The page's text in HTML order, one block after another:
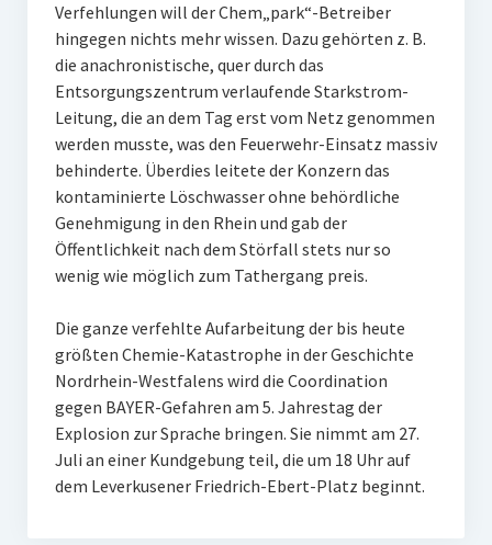
Verfehlungen will der Chem„park“-Betreiber
hingegen nichts mehr wissen. Dazu gehörten z. B.
die anachronistische, quer durch das
Entsorgungszentrum verlaufende Starkstrom-
Leitung, die an dem Tag erst vom Netz genommen
werden musste, was den Feuerwehr-Einsatz massiv
behinderte. Überdies leitete der Konzern das
kontaminierte Löschwasser ohne behördliche
Genehmigung in den Rhein und gab der
Öffentlichkeit nach dem Störfall stets nur so
wenig wie möglich zum Tathergang preis.
Die ganze verfehlte Aufarbeitung der bis heute
größten Chemie-Katastrophe in der Geschichte
Nordrhein-Westfalens wird die Coordination
gegen BAYER-Gefahren am 5. Jahrestag der
Explosion zur Sprache bringen. Sie nimmt am 27.
Juli an einer Kundgebung teil, die um 18 Uhr auf
dem Leverkusener Friedrich-Ebert-Platz beginnt.